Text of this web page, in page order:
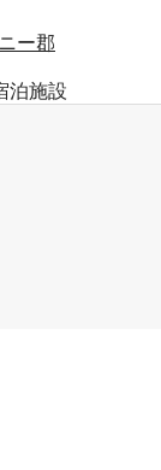
ー郡
泊施設